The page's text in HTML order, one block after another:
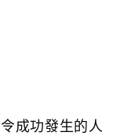
成功發生的人